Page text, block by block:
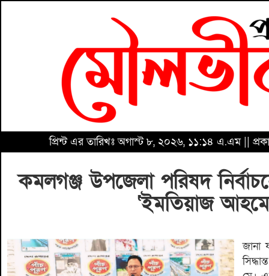
প্রিন্ট এর তারিখঃ অগাস্ট ৮, ২০২৬, ১১:১৪ এ.এম ||
কমলগঞ্জ উপজেলা পরিষদ
‘ইমতিয়াজ
জানা